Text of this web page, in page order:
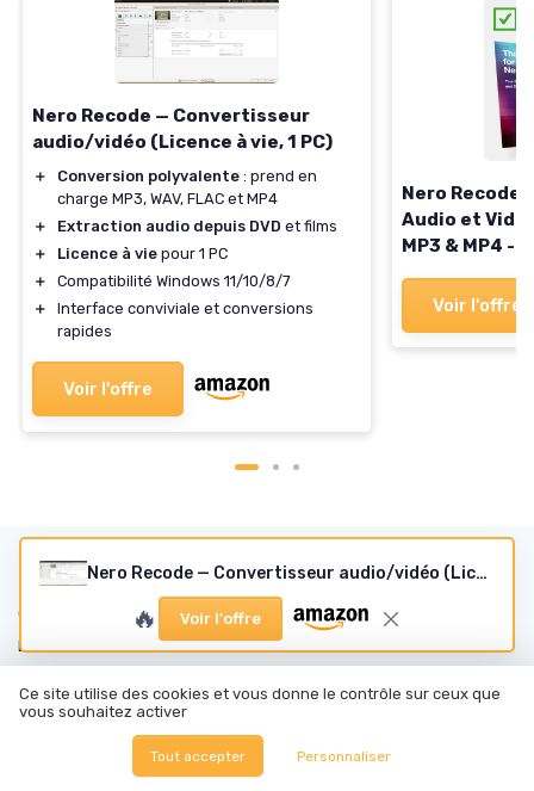
Nero Recode — Convertisseur
audio/vidéo (Licence à vie, 1 PC)
＋ Conversion polyvalente : prend en
charge MP3, WAV, FLAC et MP4
＋
Extraction audio depuis DVD et films
＋
Licence à vie pour 1 PC
＋
Compatibilité Windows 11/10/8/7
＋
Interface conviviale et conversions
rapides
Voir l'offre
Nero Recode
Audio et
MP3 & MP4 -
Licence à vie
11/10/8/7
Voir l'offre
Nero Recode — Convertisseur audio/vidéo (Licence à vie, 1 PC)
🔥 Voir l'offre
Les articles par date
Octobre 2023
Novembre 2023
Décembre 2023
Janvier 2024
Septembre 2024
Novembre 2024
Ce site utilise des cookies et vous donne le contrôle sur ceux que
vous souhaitez activer
Tout accepter Personnaliser